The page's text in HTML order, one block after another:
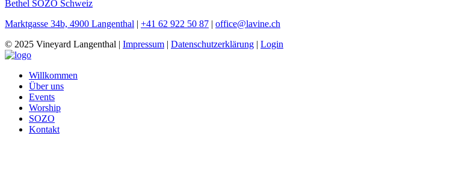
Bethel SOZO Schweiz
Marktgasse 34b, 4900 Langenthal | +41 62 922 50 87 | office@lavine.ch
© 2025 Vineyard Langenthal | Impressum | Datenschutzerklärung | Login
Willkommen
Über uns
Events
Worship
SOZO
Kontakt